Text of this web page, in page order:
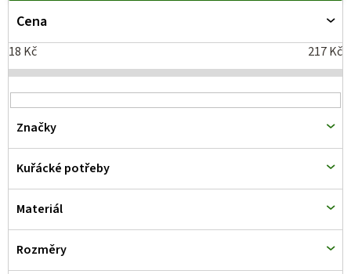
Cena
18 Kč 217Kč
Značky
Kuřácké potřeby
Materiál
Rozměry
p
i
s
p
r
o
d
u
k
t
ů